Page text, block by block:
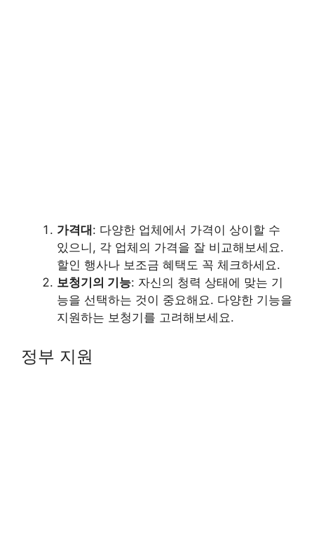
가격대: 다양한 업체에서 가격이 상이할 수
있으니, 각 업체의 가격을 잘 비교해보세요.
할인 행사나 보조금 혜택도 꼭 체크하세요.
보청기의 기능: 자신의 청력 상태에 맞는 기
능을 선택하는 것이 중요해요. 다양한 기능을
지원하는 보청기를 고려해보세요.
정부 지원